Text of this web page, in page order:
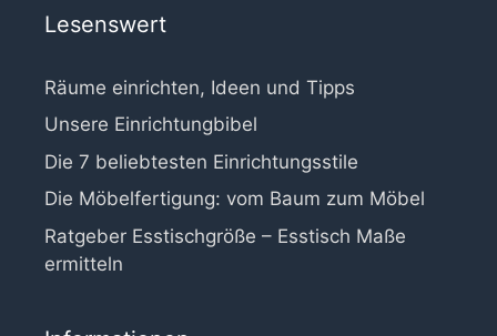
Lesenswert
Räume einrichten, Ideen und Tipps
Unsere Einrichtungbibel
Die 7 beliebtesten Einrichtungsstile
Die Möbelfertigung: vom Baum zum Möbel
Ratgeber Esstischgröße – Esstisch Maße
ermitteln